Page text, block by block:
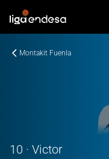
Montakit Fuenla
10 · Victor